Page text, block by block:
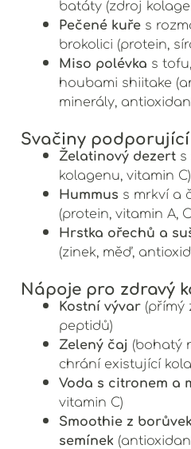
Pečené kuřes
brokolici (protein,
Miso polévka s
houbami shiitake
minerály,
Svačiny
Želatinový dezerts
kolagenu, vitamin C)
Hummus s mrkví a
(protein, vitamin A,
Hrstka ořechů a
(zinek, měď,
Nápoje pro zdravý
Kostní vývar(přímý
peptidů)
Zelený čaj (bohatý
chrání existující
Voda s citronem a
vitamin C)
Smoothie z
semínek